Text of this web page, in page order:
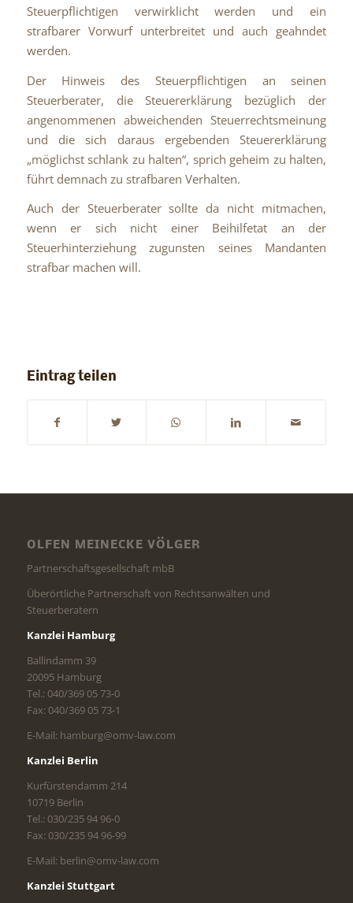
Steuerpflichtigen verwirklicht werden und ein
strafbarer Vorwurf unterbreitet und auch geahndet
werden.
Der Hinweis des Steuerpflichtigen an seinen
Steuerberater, die Steuererklärung bezüglich der
angenommenen abweichenden Steuerrechtsmeinung
und die sich daraus ergebenden Steuererklärung
„möglichst schlank zu halten“, sprich geheim zu halten,
führt demnach zu strafbaren Verhalten.
Auch der Steuerberater sollte da nicht mitmachen,
wenn er sich nicht einer Beihilfetat an der
Steuerhinterziehung zugunsten seines Mandanten
strafbar machen will.
Eintrag teilen
OLFEN MEINECKE VÖLGER
Partnerschaftsgesellschaft mbB
Überörtliche Partnerschaft von Rechtsanwälten und
Steuerberatern
Kanzlei Hamburg
Ballindamm 39
20095 Hamburg
Tel.: 040/369 05 73-0
Fax: 040/369 05 73-1
E-Mail: hamburg@omv-law.com
Kanzlei Berlin
Kurfürstendamm 214
10719 Berlin
Tel.: 030/235 94 96-0
Fax: 030/235 94 96-99
E-Mail: berlin@omv-law.com
Kanzlei Stuttgart